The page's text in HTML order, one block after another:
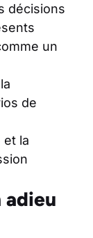
décisions
un
de
et la
adieu